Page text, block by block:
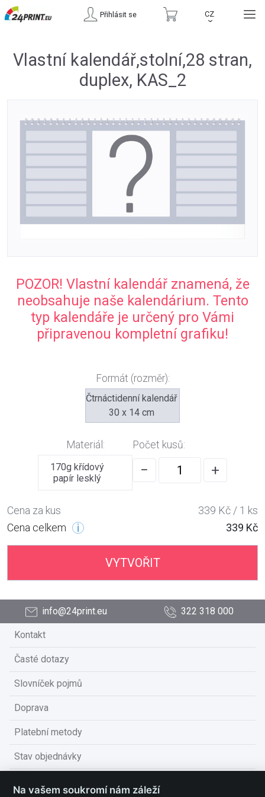
Přihlásit se CZ
›
Vlastní kalendář,stolní,28 stran,
duplex, KAS_2
POZOR! Vlastní kalendář znamená, že
neobsahuje naše kalendárium. Tento
typ kalendáře je určený pro Vámi
připravenou kompletní grafiku!
Formát (rozměr):
Čtrnáctidenní kalendář
30 x 14 cm
Materiál:
170g křídový
papír lesklý
Počet kusů:
− +
Cena za kus
339 Kč / 1 ks
Cena celkem
339 Kč
VYTVOŘIT
info@24print.eu 322 318 000
Kontakt
Časté dotazy
Slovníček pojmů
Doprava
Platební metody
Stav objednávky
Na vašem soukromí nám záleží